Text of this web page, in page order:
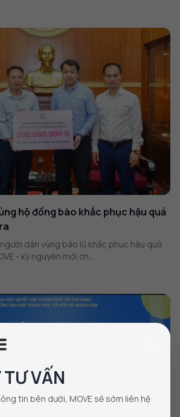
hộ đồng bào khắc phục hậu quả
dân vùng bão lũ khắc phục hậu quả
- kỷ nguyên mới ch...
VẤN
tin bên dưới, MOVE sẽ sớm liên hệ